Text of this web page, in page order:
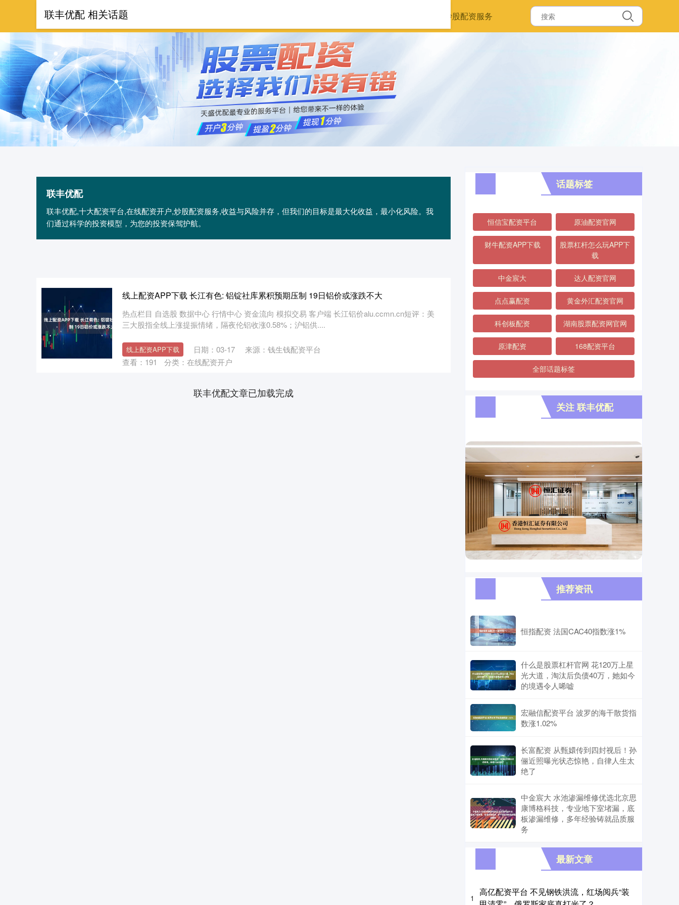
炒股配资服务
联丰优配
联丰优配,十大配资平台,在线配资开户,炒股配资服务,收益与风险并存，但我们的目标是最大化收益，最小化风险。我
们通过科学的投资模型，为您的投资保驾护航。
联丰优配 相关话题
线上配资APP下载 长江有色: 铝锭社库累积预期压制 19日铝价或涨跌不大
热点栏目 自选股 数据中心 行情中心 资金流向 模拟交易 客户端 长江铝价alu.ccmn.cn短评：美
三大股指全线上涨提振情绪，隔夜伦铝收涨0.58%；沪铝供....
线上配资APP下载 日期：03-17
来源：钱生钱配资平台
查看： 191 分类： 在线配资开户
联丰优配文章已加载完成
话题标签
恒信宝配资平台 原油配资官网
财牛配资APP下载
股票杠杆怎么玩APP下
载
中金宸大 达人配资官网
点点赢配资 黄金外汇配资官网
科创板配资 湖南股票配资网官网
原津配资 168配资平台
全部话题标签
关注 联丰优配
推荐资讯
恒指配资 法国CAC40指数涨1%
什么是股票杠杆官网 花120万上星
光大道，淘汰后负债40万，她如今
的境遇令人唏嘘
宏融信配资平台 波罗的海干散货指
数涨1.02%
长富配资 从甄嬛传到四封视后！孙
俪近照曝光状态惊艳，自律人生太
绝了
中金宸大 水池渗漏维修优选北京思
康博格科技，专业地下室堵漏，底
板渗漏维修，多年经验铸就品质服
务
最新文章
1
高亿配资平台 不见钢铁洪流，红场阅兵“装